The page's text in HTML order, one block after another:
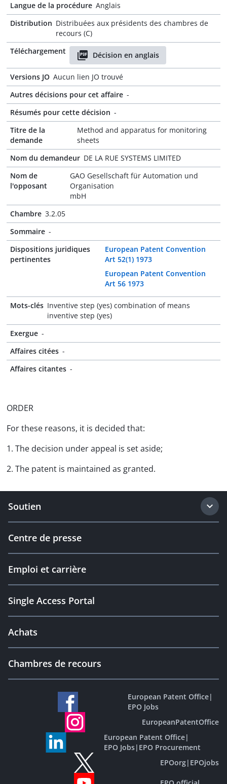
Langue de la procédure Anglais
Distribution Distribuées aux présidents des chambres de
recours (C)
Téléchargement
Décision en anglais
Versions JO Aucun lien JO trouvé
Autres décisions pour cet affaire -
Résumés pour cette décision -
Titre de la
demande
Method and apparatus for monitoring
sheets
Nom du demandeur DE LA RUE SYSTEMS LIMITED
Nom de
l'opposant
GAO Gesellschaft für Automation und
Organisation
mbH
Chambre 3.2.05
Sommaire -
Dispositions juridiques
pertinentes
European Patent Convention
Art 52(1) 1973
European Patent Convention
Art 56 1973
Mots-clés Inventive step (yes) combination of means
inventive step (yes)
Exergue -
Affaires citées -
Affaires citantes -
ORDER
For these reasons, it is decided that:
1. The decision under appeal is set aside;
2. The patent is maintained as granted.
Soutien
Centre de presse
Emploi et carrière
Single Access Portal
Achats
Chambres de recours
European Patent Office|
EPO Jobs
EuropeanPatentOffice
European Patent Office|
EPO Jobs| EPO Procurement
EPOorg| EPOjobs